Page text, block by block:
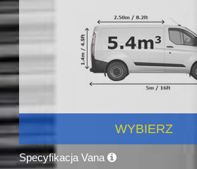
WYBIERZ
Specyfikacja Vana